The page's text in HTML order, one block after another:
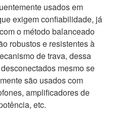
usados em
exigem confiabilidade, já
o método balanceado
robustos e resistentes à
de trava, dessa
mesmo se
são usados com
amplificadores de
etc.